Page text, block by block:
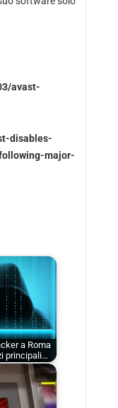
avast-
disables-
major-
a Roma
principali…